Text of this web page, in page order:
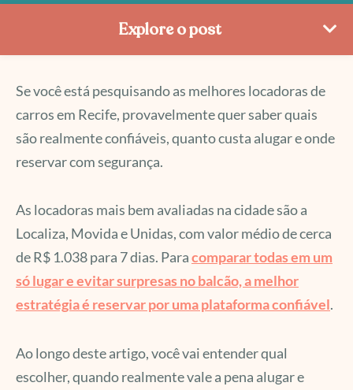
Explore o post
Se você está pesquisando as melhores locadoras de
carros em Recife, provavelmente quer saber quais
são realmente confiáveis, quanto custa alugar e onde
reservar com segurança.
As locadoras mais bem avaliadas na cidade são a
Localiza, Movida e Unidas, com valor médio de cerca
de R$ 1.038 para 7 dias. Paracomparar todas em um
só lugar e evitar surpresas no balcão, a melhor
estratégia é reservar por uma plataforma confiável.
Ao longo deste artigo, você vai entender qual
escolher, quando realmente vale a pena alugar e